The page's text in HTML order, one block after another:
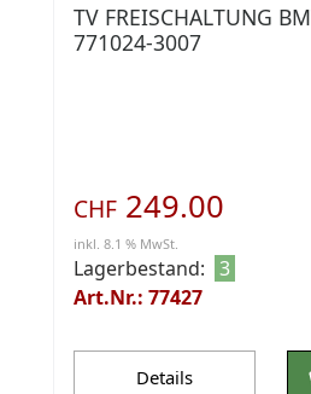
TV FREISCHALTUNG
771024-3007
CHF 249.00
inkl. 8.1 % MwSt.
Lagerbestand: 3
Art.Nr.: 77427
Details